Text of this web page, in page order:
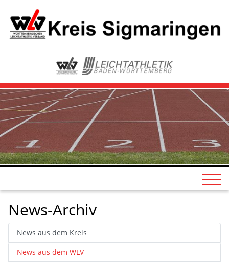
News-Archiv
News aus dem Kreis
News aus dem WLV